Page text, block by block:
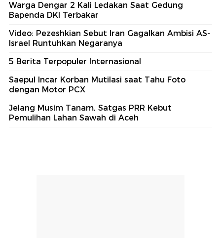
Warga Dengar 2 Kali Ledakan Saat Gedung
Bapenda DKI Terbakar
Video: Pezeshkian Sebut Iran Gagalkan Ambisi AS-
Israel Runtuhkan Negaranya
5 Berita Terpopuler Internasional
Saepul Incar Korban Mutilasi saat Tahu Foto
dengan Motor PCX
Jelang Musim Tanam, Satgas PRR Kebut
Pemulihan Lahan Sawah di Aceh